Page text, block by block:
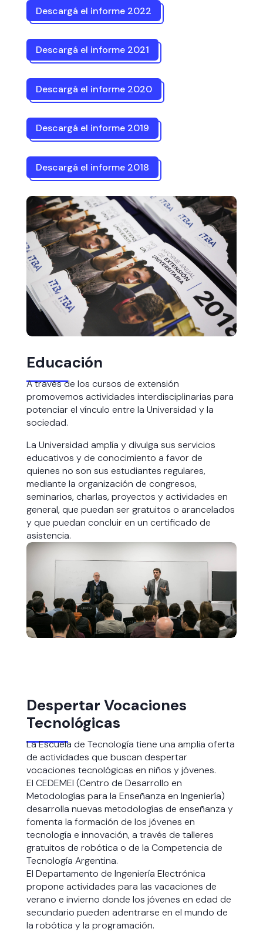
Descargá el informe 2022
Descargá el informe 2021
Descargá el informe 2020
Descargá el informe 2019
Descargá el informe 2018
Educación
A través de los cursos de extensión
promovemos actividades interdisciplinarias para
potenciar el vínculo entre la Universidad y la
sociedad.
La Universidad amplía y divulga sus servicios
educativos y de conocimiento a favor de
quienes no son sus estudiantes regulares,
mediante la organización de congresos,
seminarios, charlas, proyectos y actividades en
general, que puedan ser gratuitos o arancelados
y que puedan concluir en un certificado de
asistencia.
Despertar Vocaciones
Tecnológicas
La Escuela de Tecnología tiene una amplia oferta
de actividades que buscan despertar
vocaciones tecnológicas en niños y jóvenes.
El CEDEMEI (Centro de Desarrollo en
Metodologías para la Enseñanza en Ingeniería)
desarrolla nuevas metodologías de enseñanza y
fomenta la formación de los jóvenes en
tecnología e innovación, a través de talleres
gratuitos de robótica o de la Competencia de
Tecnología Argentina.
El Departamento de Ingeniería Electrónica
propone actividades para las vacaciones de
verano e invierno donde los jóvenes en edad de
secundario pueden adentrarse en el mundo de
la robótica y la programación.